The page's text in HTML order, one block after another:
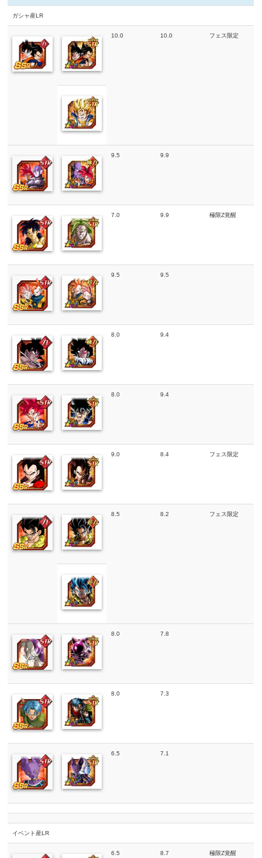
ガシャ産LR
10.0 10.0 フェス限定
9.5 9.9
7.0 9.9 極限Z覚醒
9.5 9.5
8.0 9.4
8.0 9.4
9.0 8.4 フェス限定
8.5 8.2 フェス限定
8.0 7.8
8.0 7.3
6.5 7.1
イベント産LR
6.5 8.7 極限Z覚醒